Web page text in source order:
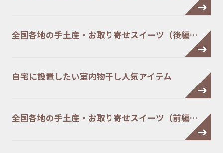
全国各地の手土産・お取り寄せスイーツ（後編…
自宅に設置したい室内物干し人気アイテム
全国各地の手土産・お取り寄せスイーツ（前編…